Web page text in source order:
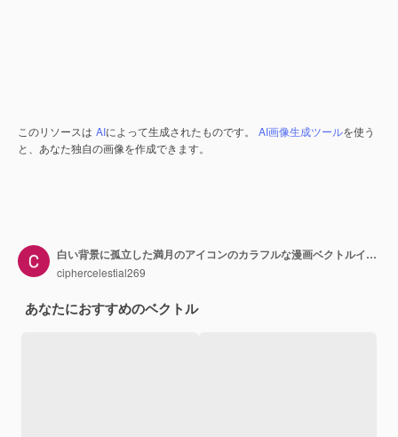
このリソースは AIによって生成されたものです。 AI画像生成ツールを使う
と、あなた独自の画像を作成できます。
白い背景に孤立した満月のアイコンのカラフルな漫画ベクトルイラスト
ciphercelestial269
あなたにおすすめのベクトル